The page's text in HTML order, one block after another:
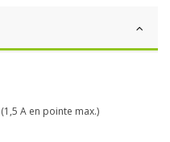
A en pointe max.)